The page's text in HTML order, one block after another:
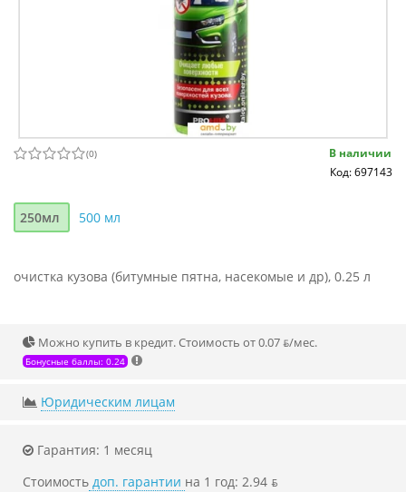
(0)
В наличии
Код: 697143
250мл 500 мл
очистка кузова (битумные пятна, насекомые и др), 0.25 л
Можно купить в кредит. Стоимость от 0.07 ƃ/мec.
Бонусные баллы: 0.24
Юридическим лицам
Гарантия: 1 месяц
Стоимость доп. гарантии на 1 год: 2.94 ƃ